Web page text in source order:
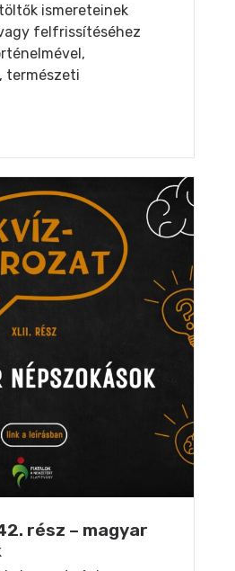
ismereteinek
felfrissítéséhez
természeti
rész – magyar